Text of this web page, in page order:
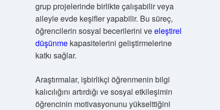
grup projelerinde birlikte çalışabilir veya
aileyle evde keşifler yapabilir. Bu süreç,
öğrencilerin sosyal becerilerini veeleştirel
düşünmekapasitelerini geliştirmelerine
katkı sağlar.
Araştırmalar, işbirlikçi öğrenmenin bilgi
kalıcılığını artırdığı ve sosyal etkileşimin
öğrencinin motivasyonunu yükselttiğini